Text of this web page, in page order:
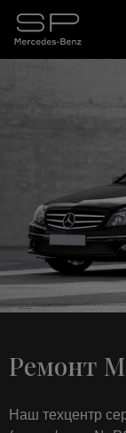
Ремонт
Наш техцентр